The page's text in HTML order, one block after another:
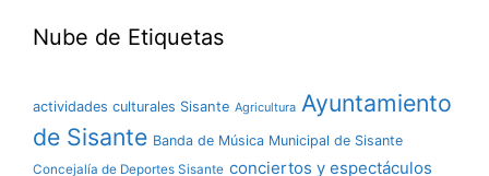
Nube de Etiquetas
actividades culturales Sisante Agricultura Ayuntamiento
de Sisante Banda de Música Municipal de Sisante
Concejalía de Deportes Sisante conciertos y espectáculos